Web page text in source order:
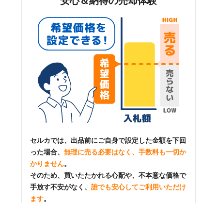
セルカでは、出品前にご自身で設定した金額を下回
った場合、 無理に売る必要はなく、手数料も一切か
かりません。
そのため、買いたたかれる心配や、不本意な価格で
手放す不安がなく、 誰でも安心してご利用いただけ
ます。